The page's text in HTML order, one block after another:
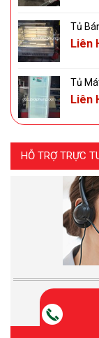
Tủ
Liên
Tủ
Liên
HỖ TRỢ TRỰC